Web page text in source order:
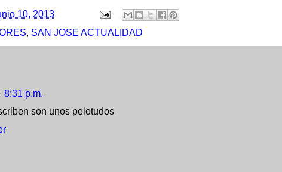
10, 2013
, SAN JOSE ACTUALIDAD
8:31 p.m.
son unos pelotudos